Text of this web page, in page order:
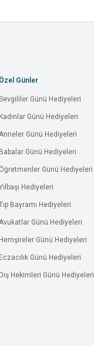
Günler
Günü Hediyeleri
Günü Hediyeleri
Günü Hediyeleri
Günü Hediyeleri
Günü Hediyeleri
Hediyeleri
Bayramı Hediyeleri
Günü Hediyeleri
Günü Hediyeleri
Günü Hediyeleri
Hekimleri Günü Hediyeleri